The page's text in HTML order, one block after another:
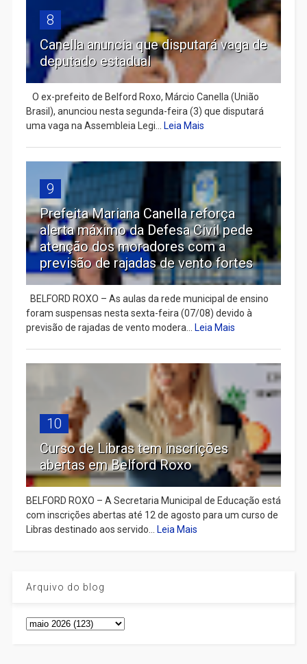
8
Canella anuncia que disputará vaga de
deputado estadual
​ O ex-prefeito de Belford Roxo, Márcio Canella (União
Brasil), anunciou nesta segunda-feira (3) que disputará
uma vaga na Assembleia Legi...
Leia Mais
9
Prefeita Mariana Canella reforça
alerta máximo da Defesa Civil pede
atenção dos moradores com a
previsão de rajadas de vento fortes
BELFORD ROXO – As aulas da rede municipal de ensino
foram suspensas nesta sexta-feira (07/08) devido à
previsão de rajadas de vento modera...
Leia Mais
10
Curso de Libras tem inscrições
abertas em Belford Roxo
BELFORD ROXO – A Secretaria Municipal de Educação está
com inscrições abertas até 12 de agosto para um curso de
Libras destinado aos servido...
Leia Mais
Arquivo do blog